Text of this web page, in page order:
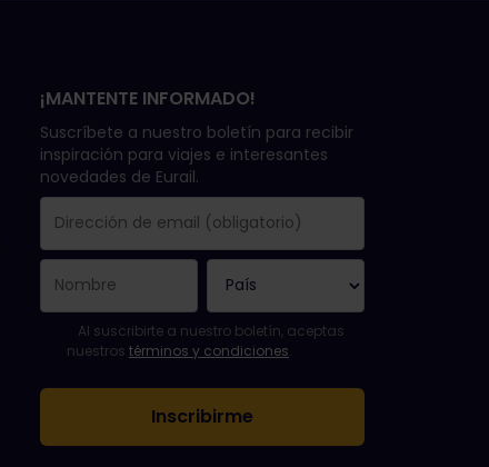
¡MANTENTE INFORMADO!
Suscríbete a nuestro boletín para recibir
inspiración para viajes e interesantes
novedades de Eurail.
El campo de dirección de email es obligatorio.
La dirección de email no es válida.
Ha habido un fallo al suscribirte al boletín. Vuelve a
¡Ya te has suscrito a este boletín!
Acepta los términos y condiciones para suscribirte al
Al suscribirte a nuestro boletín, aceptas
nuestros términos y condiciones.